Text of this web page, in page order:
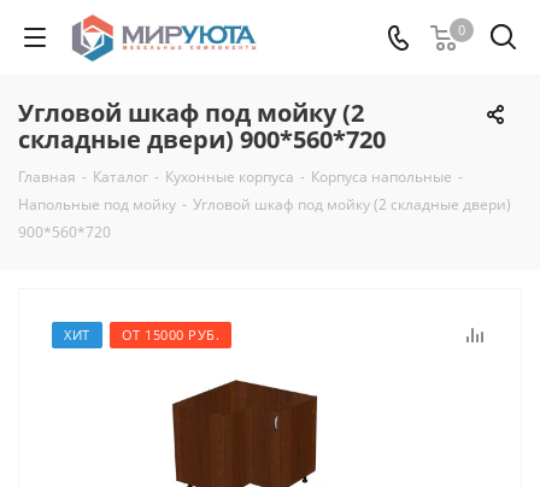
0
Угловой шкаф под мойку (2
складные двери) 900*560*720
Главная - Каталог - Кухонные корпуса - Корпуса напольные -
Напольные под мойку - Угловой шкаф под мойку (2 складные двери)
900*560*720
ХИТ ОТ 15000 РУБ.